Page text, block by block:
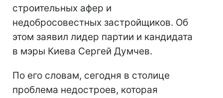
строительных афер и
недобросовестных застройщиков. Об
этом заявил лидер партии и кандидата
в мэры Киева Сергей Думчев.
По его словам, сегодня в столице
проблема недостроев, которая